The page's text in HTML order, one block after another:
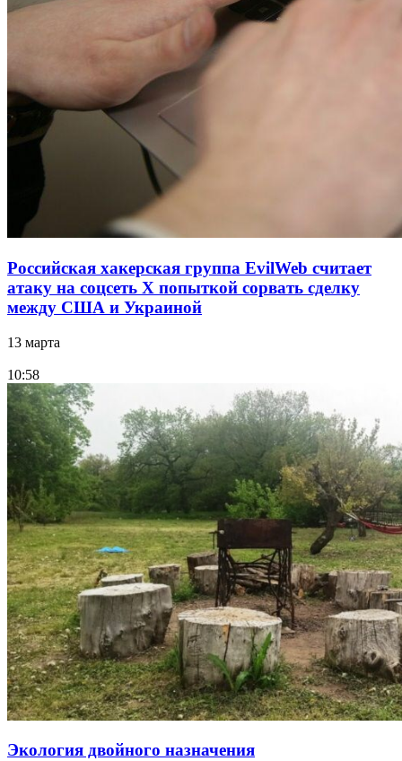
Российская хакерская группа EvilWeb считает
атаку на соцсеть Х попыткой сорвать сделку
между США и Украиной
13 марта
10:58
Экология двойного назначения